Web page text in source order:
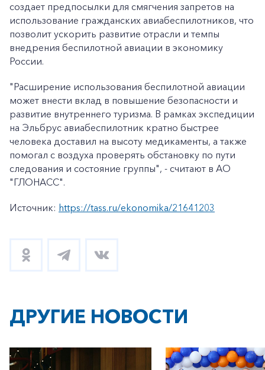
создает предпосылки для смягчения запретов на
использование гражданских авиабеспилотников, что
позволит ускорить развитие отрасли и темпы
внедрения беспилотной авиации в экономику
России.
"Расширение использования беспилотной авиации
может внести вклад в повышение безопасности и
развитие внутреннего туризма. В рамках экспедиции
на Эльбрус авиабеспилотник кратно быстрее
человека доставил на высоту медикаменты, а также
помогал с воздуха проверять обстановку по пути
следования и состояние группы", - считают в АО
"ГЛОНАСС".
Источник: https://tass.ru/ekonomika/21641203
ДРУГИЕ НОВОСТИ